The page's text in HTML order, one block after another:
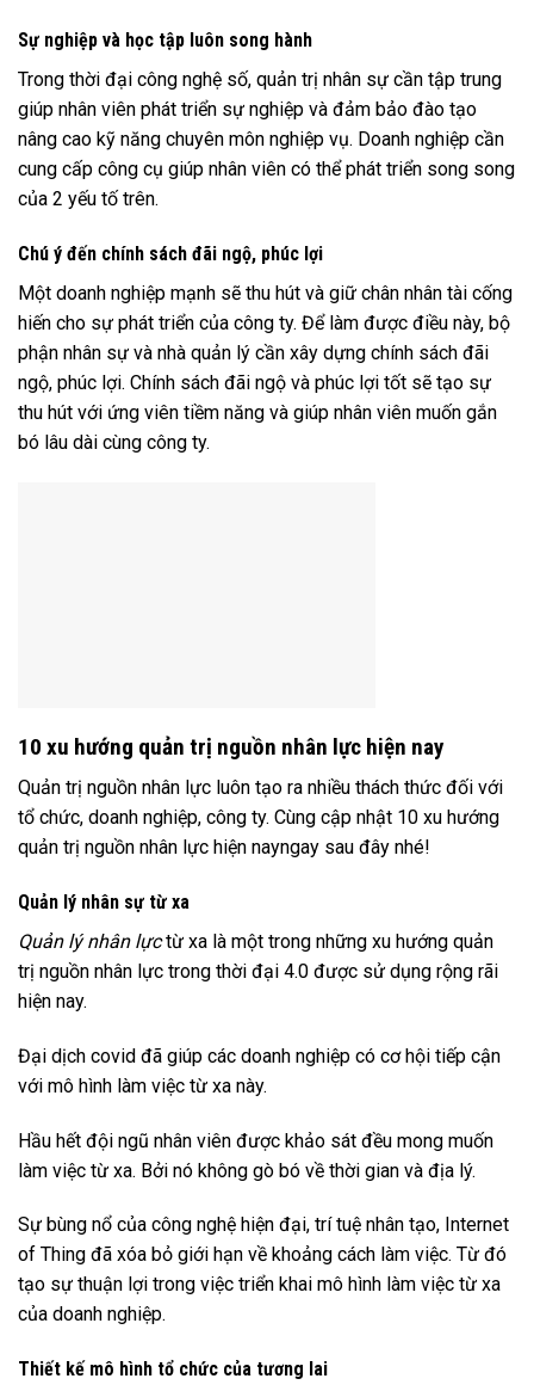
Sự nghiệp và học tập luôn song hành
Trong thời đại công nghệ số, quản trị nhân sự cần tập trung
giúp nhân viên phát triển sự nghiệp và đảm bảo đào tạo
nâng cao kỹ năng chuyên môn nghiệp vụ. Doanh nghiệp cần
cung cấp công cụ giúp nhân viên có thể phát triển song song
của 2 yếu tố trên.
Chú ý đến chính sách đãi ngộ, phúc lợi
Một doanh nghiệp mạnh sẽ thu hút và giữ chân nhân tài cống
hiến cho sự phát triển của công ty. Để làm được điều này, bộ
phận nhân sự và nhà quản lý cần xây dựng chính sách đãi
ngộ, phúc lợi. Chính sách đãi ngộ và phúc lợi tốt sẽ tạo sự
thu hút với ứng viên tiềm năng và giúp nhân viên muốn gắn
bó lâu dài cùng công ty.
10 xu hướng quản trị nguồn nhân lực hiện nay
Quản trị nguồn nhân lực luôn tạo ra nhiều thách thức đối với
tổ chức, doanh nghiệp, công ty. Cùng cập nhật 10 xu hướng
quản trị nguồn nhân lực hiện nayngay sau đây nhé!
Quản lý nhân sự từ xa
Quản lý nhân lựctừ xa là một trong những xu hướng quản
trị nguồn nhân lực trong thời đại 4.0 được sử dụng rộng rãi
hiện nay.
Đại dịch covid đã giúp các doanh nghiệp có cơ hội tiếp cận
với mô hình làm việc từ xa này.
Hầu hết đội ngũ nhân viên được khảo sát đều mong muốn
làm việc từ xa. Bởi nó không gò bó về thời gian và địa lý.
Sự bùng nổ của công nghệ hiện đại, trí tuệ nhân tạo, Internet
of Thing đã xóa bỏ giới hạn về khoảng cách làm việc. Từ đó
tạo sự thuận lợi trong việc triển khai mô hình làm việc từ xa
của doanh nghiệp.
Thiết kế mô hình tổ chức của tương lai